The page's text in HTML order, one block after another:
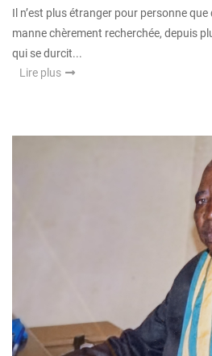
Il n’est plus étranger pour personne que
manne chèrement recherchée, depuis
qui se durcit...
Lire plus